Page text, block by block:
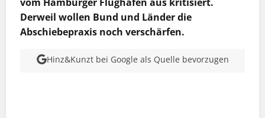
Derweil wollen Bund und Länder die
Abschiebepraxis noch verschärfen.
Hinz&Kunzt bei Google als Quelle bevorzugen